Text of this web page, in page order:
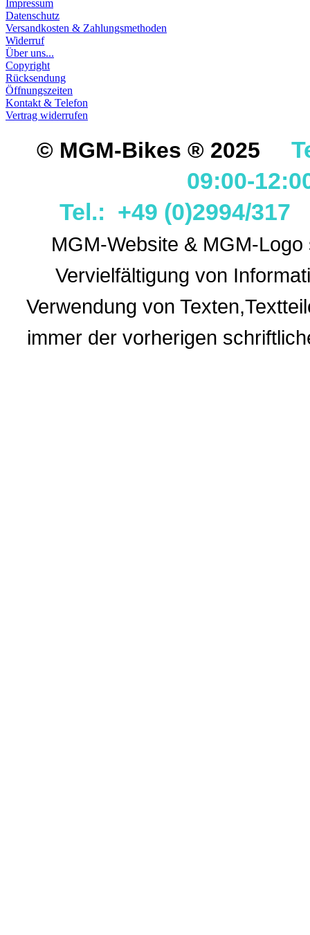
Impressum
Datenschutz
Versandkosten & Zahlungsmethoden
Widerruf
Über uns...
Copyright
Rücksendung
Öffnungszeiten
Kontakt & Telefon
Vertrag widerrufen
© MGM-Bikes ® 2025
09:00-
Tel.: +49 (0)2994/
MGM-Website & MGM-
Vervielfältigung von
Verwendung von
immer der vorherigen